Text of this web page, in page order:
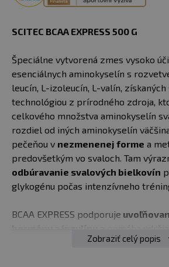
SCITEC BCAA EXPRESS 500 G
Špeciálne vytvorená zmes vysoko
esenciálnych aminokyselín s
leucín, L-izoleucín, L-valín, získaných
technológiou z prírodného zdroja,
celkového množstva aminokyselín
rozdiel od iných aminokyselín
pečeňou v nezmenenej forme a
predovšetkým vo svaloch. Tam
odbúravanie svalových bielkovín
glykogénu počas intenzívneho
BCAA EXPRESS podporuje
hladinu testosterónu a kortizolu. To
Zobraziť celý popis